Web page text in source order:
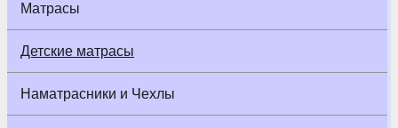
Матрасы
Детские матрасы
Наматрасники и Чехлы